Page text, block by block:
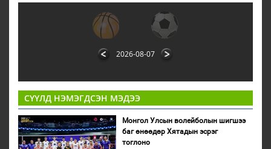
2026-08-07
СҮҮЛД НЭМЭГДСЭН МЭДЭЭ
Монгол Улсын волейболын шигшээ
баг өнөөдөр Хятадын эсрэг
тоглоно